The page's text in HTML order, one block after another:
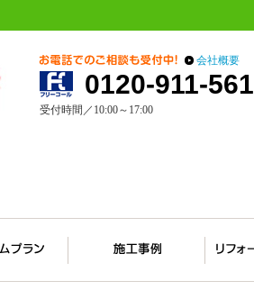
会社概要
0120-911-561
受付時間／10:00～17:00